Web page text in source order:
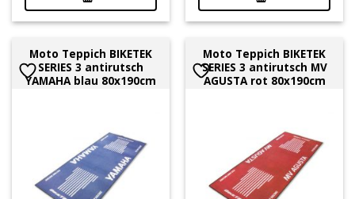
Moto Teppich BIKETEK
SERIES 3 antirutsch
YAMAHA blau 80x190cm
Moto Teppich BIKETEK
SERIES 3 antirutsch MV
AGUSTA rot 80x190cm